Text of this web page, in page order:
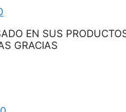
EN SUS
GRACIAS